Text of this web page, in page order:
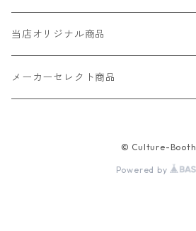
当店オリジナル商品
レザー（革）
メーカーセレクト商品
© Culture-Booth
Powered by